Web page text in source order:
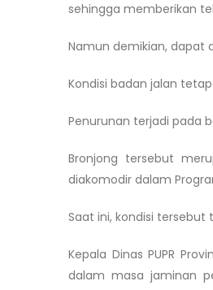
sehingga memberikan
Namun demikian, dapat
Kondisi badan jalan
Penurunan terjadi pada
Bronjong tersebut
diakomodir dalam
Saat ini, kondisi
Kepala Dinas PUPR
dalam masa jaminan